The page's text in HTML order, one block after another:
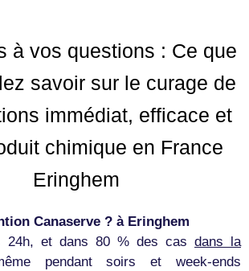
à vos questions : Ce que
savoir sur le curage de
immédiat, efficace et
chimique en France
Eringhem
Canaserve ? à Eringhem
24h, et dans 80 % des cas dans la
pendant soirs et week-ends